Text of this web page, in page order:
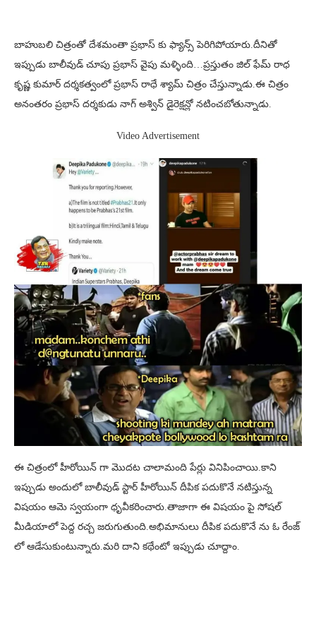
బాహుబలి చిత్రంతో దేశమంతా ప్రభాస్ కు ఫ్యాన్స్ పెరిగిపోయారు.దీనితో
ఇప్పుడు బాలీవుడ్ చూపు ప్రభాస్ వైపు మళ్ళింది…ప్రస్తుతం జిల్ ఫేమ్ రాధ
కృష్ణ కుమార్ దర్శకత్వంలో ప్రభాస్ రాధే శ్యామ్ చిత్రం చేస్తున్నాడు.ఈ చిత్రం
అనంతరం ప్రభాస్ దర్శకుడు నాగ్ అశ్విన్ డైరెక్షన్లో నటించబోతున్నాడు.
Video Advertisement
ఈ చిత్రంలో హీరోయిన్ గా మొదట చాలామంది పేర్లు వినిపించాయి.కాని
ఇప్పుడు అందులో బాలీవుడ్ స్టార్ హీరోయిన్ దీపిక పదుకొనే నటిస్తున్న
విషయం ఆమె స్వయంగా ధృవీకరించారు.తాజాగా ఈ విషయం పై సోషల్
మీడియాలో పెద్ద రచ్చ జరుగుతుంది.అభిమానులు దీపిక పదుకొనే ను ఓ రేంజ్
లో ఆడేసుకుంటున్నారు.మరి దాని కథేంటో ఇప్పుడు చూద్దాం.